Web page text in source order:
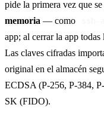
pide la primera vez que
memoria — como
app; al cerrar la app
Las claves cifradas
original en el almacén
ECDSA (P-256, P-384,
SK (FIDO).